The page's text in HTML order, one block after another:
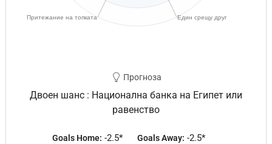
Прогноза
Двоен шанс : Национална банка на Египет или
равенство
Goals Home: -2.5* Goals Away: -2.5*